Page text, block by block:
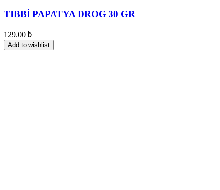
TIBBİ PAPATYA DROG 30 GR
129.00 ₺
Add to wishlist